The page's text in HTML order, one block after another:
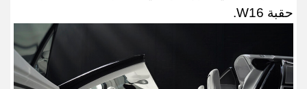
حقبة W16.